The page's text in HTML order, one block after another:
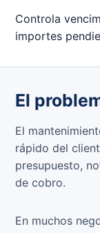
Controla
importes
El
El
rápido del
presupuesto,
de cobro.
En muchos